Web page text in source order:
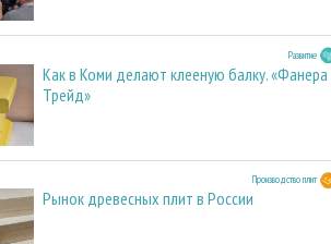
Развитие
Как в Коми делают клееную балку. «Фанера
Трейд»
Производство плит
Рынок древесных плит в России